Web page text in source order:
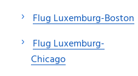
Flug Luxemburg-Boston
Flug Luxemburg-
Chicago